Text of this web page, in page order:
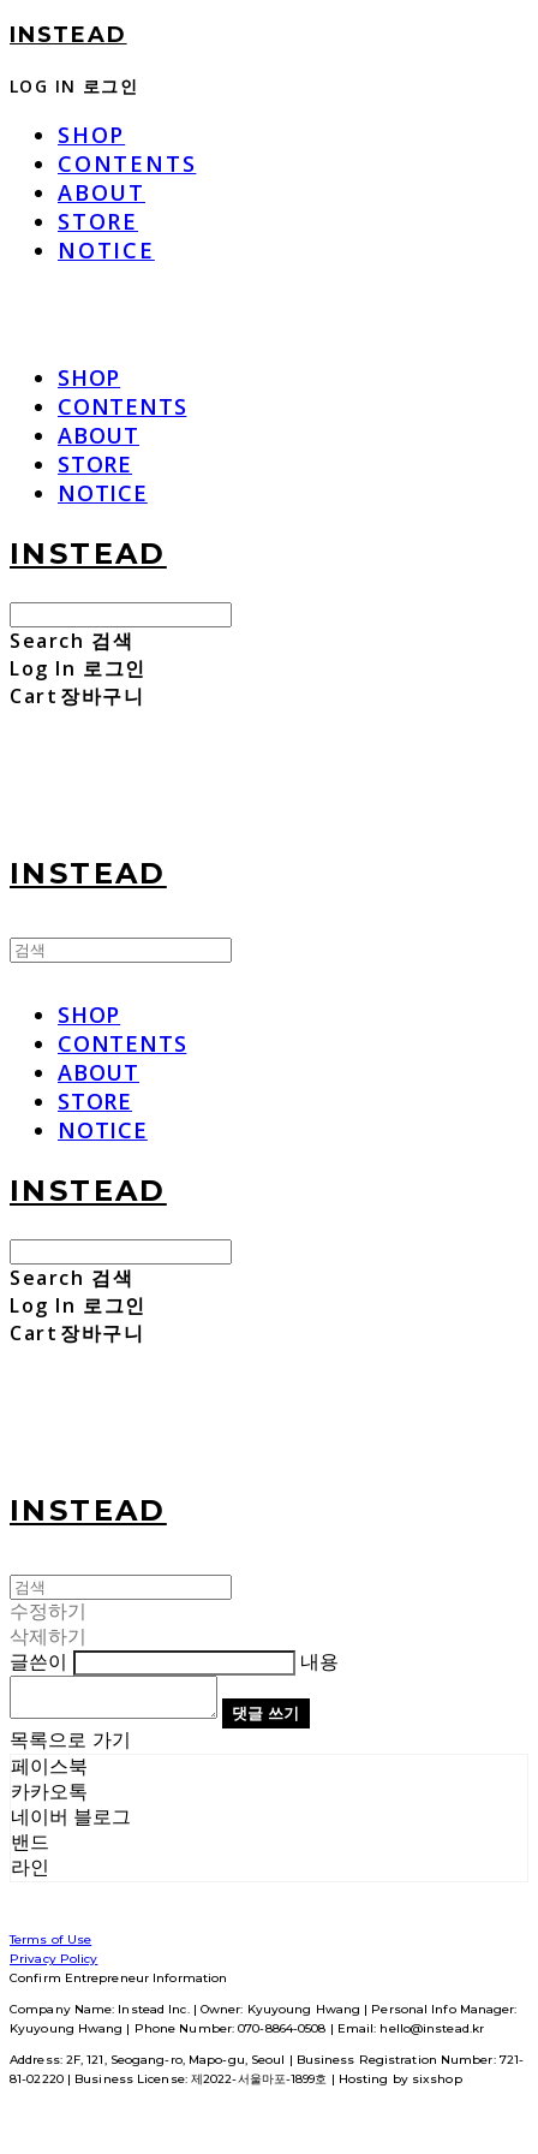
INSTEAD
LOG IN 로그인
SHOP
CONTENTS
ABOUT
STORE
NOTICE
SHOP
CONTENTS
ABOUT
STORE
NOTICE
INSTEAD
Search 검색
Log In 로그인
Cart 장바구니
INSTEAD
SHOP
CONTENTS
ABOUT
STORE
NOTICE
INSTEAD
Search 검색
Log In 로그인
Cart 장바구니
INSTEAD
수정하기
삭제하기
글쓴이
내용
댓글 쓰기
목록으로 가기
페이스북
카카오톡
네이버 블로그
밴드
라인
Terms of Use
Privacy Policy
Confirm Entrepreneur Information
Company Name: Instead Inc. | Owner: Kyuyoung Hwang | Personal Info Manager:
Kyuyoung Hwang | Phone Number: 070-8864-0508 | Email: hello@instead.kr
Address: 2F, 121, Seogang-ro, Mapo-gu, Seoul | Business Registration Number: 721-
81-02220| Business License: 제2022-서울마포-1899호 | Hosting by sixshop